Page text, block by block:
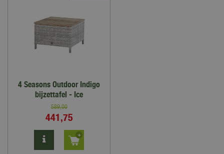
4 Seasons Outdoor Indigo
bijzettafel - Ice
589,00
441,75